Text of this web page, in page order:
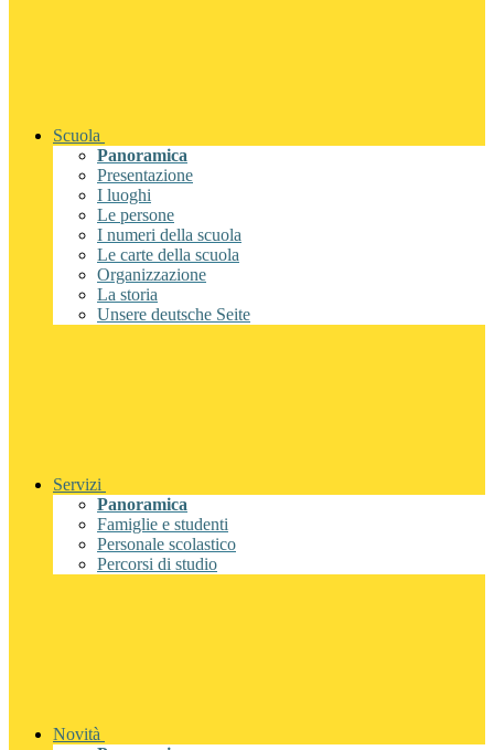
Scuola
Panoramica
Presentazione
I luoghi
Le persone
I numeri della scuola
Le carte della scuola
Organizzazione
La storia
Unsere deutsche Seite
Servizi
Panoramica
Famiglie e studenti
Personale scolastico
Percorsi di studio
Novità